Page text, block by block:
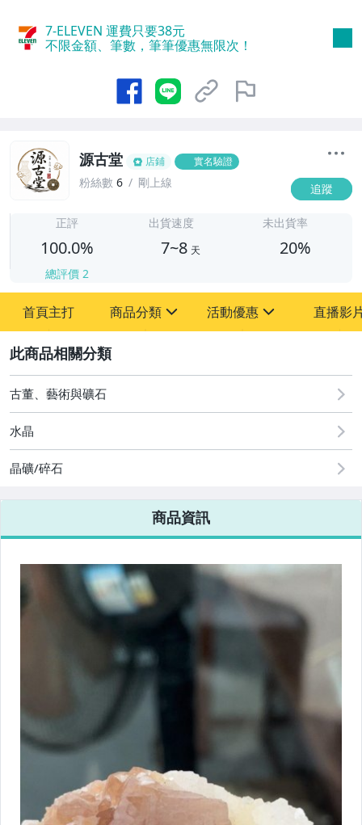
7-ELEVEN 運費只要38元
不限金額、筆數，筆筆優惠無限次！
源古堂 店鋪 實名驗證
粉絲數 6 剛上線 追蹤
正評
100.0%
總評價 2
出貨速度
7~8 天
未出貨率
20%
首頁主打 商品分類
其它
活動優惠
[全店] 周年慶
[全店] 粉絲專享
直播影
古董、藝術與礦石
水晶
晶礦/碎石
商品資訊